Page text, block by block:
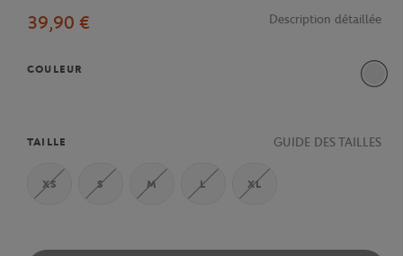
39,90 €
Description détaillée
COULEUR
TAILLE GUIDE DES TAILLES
XS S M L XL